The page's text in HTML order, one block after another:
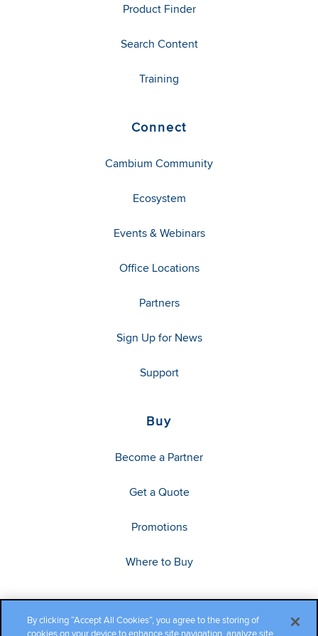
Product Finder
Search Content
Training
Connect
Cambium Community
Ecosystem
Events & Webinars
Office Locations
Partners
Sign Up for News
Support
Buy
Become a Partner
Get a Quote
Promotions
Where to Buy
By clicking “Accept All Cookies”, you agree to the storing of
cookies on your device to enhance site navigation, analyze site